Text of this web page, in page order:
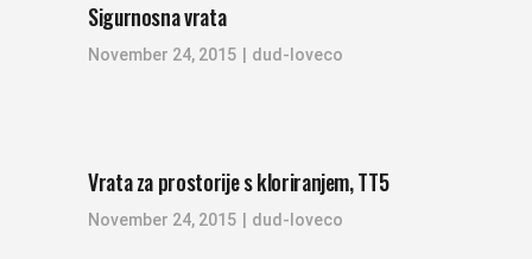
Sigurnosna vrata
November 24, 2015 dud-loveco
Vrata za prostorije s kloriranjem, TT5
November 24, 2015 dud-loveco